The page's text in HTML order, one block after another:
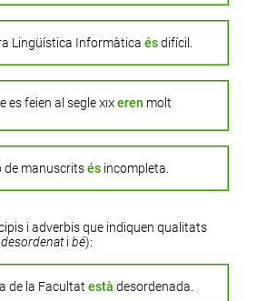
Lingüística Informàtica ésdifícil.
es feien al seglexix eren molt
de manuscritsésincompleta.
i adverbis que indiquen qualitats
desordenatibé):
de la Facultat està desordenada.